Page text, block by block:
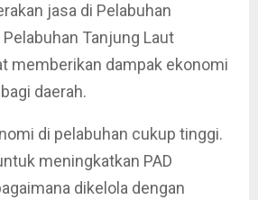
jasa di Pelabuhan
Tanjung Laut
memberikan dampak ekonomi
daerah.
di pelabuhan cukup tinggi.
meningkatkan PAD
dikelola dengan